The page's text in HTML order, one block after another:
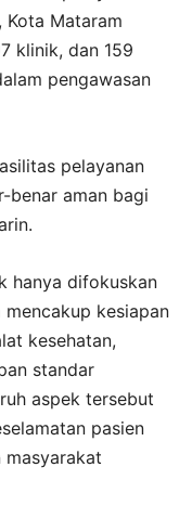
Kota Mataram
klinik, dan 159
pengawasan
pelayanan
benar aman bagi
hanya difokuskan
kesiapan
kesehatan,
standar
aspek tersebut
pasien